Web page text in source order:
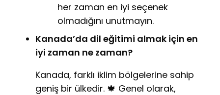
her zaman en iyi seçenek
olmadığını unutmayın.
Kanada’da dil eğitimi almak için en
iyi zaman ne zaman?
Kanada, farklı iklim bölgelerine sahip
geniş bir ülkedir. 🍁 Genel olarak,